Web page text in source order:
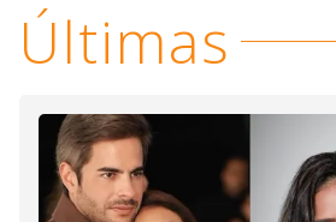
Últimas